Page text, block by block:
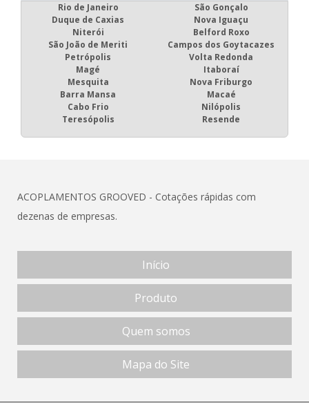
Rio de Janeiro
São Gonçalo
Duque de Caxias
Nova Iguaçu
Niterói
Belford Roxo
São João de Meriti
Campos dos Goytacazes
Petrópolis
Volta Redonda
Magé
Itaboraí
Mesquita
Nova Friburgo
Barra Mansa
Macaé
Cabo Frio
Nilópolis
Teresópolis
Resende
ACOPLAMENTOS GROOVED - Cotações rápidas com
dezenas de empresas.
Início
Produto
Quem somos
Mapa do Site